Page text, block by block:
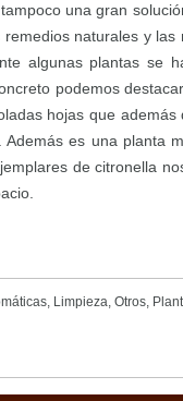
una gran
naturales y las
algunas plantas se
podemos
hojas que
es una planta
de citronella
, Limpieza, Otros,